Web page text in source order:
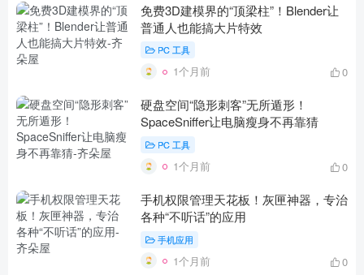
免费3D建模界的“顶梁柱”！Blender让
普通人也能搞大片特效
PC 工具
1个月前 0
硬盘空间“隐形刺客”无所遁形！
SpaceSniffer让电脑瘦身不再靠猜
PC 工具
1个月前 0
手机权限管理天花板！灰匣神器，专治
各种“不听话”的应用
手机应用
1个月前 0